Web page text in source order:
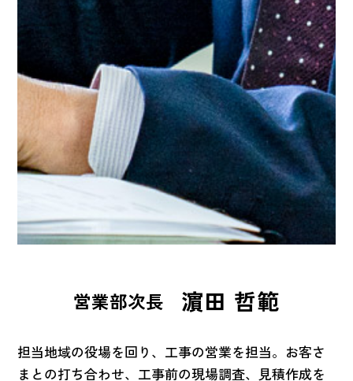
営業部次長 濵田 哲範
担当地域の役場を回り、工事の営業を担当。お客さ
まとの打ち合わせ、工事前の現場調査、見積作成を